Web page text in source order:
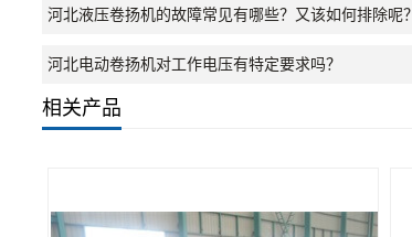
河北液压卷扬机的故障常见有哪些？又该如何排除呢？
河北电动卷扬机对工作电压有特定要求吗？
相关产品